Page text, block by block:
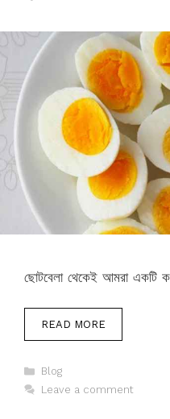
ছোটবেলা থেকেই আমরা একটি
READ MORE
Categories
Blog
Leave a comment